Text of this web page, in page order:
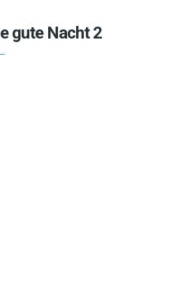
gute Nacht 2